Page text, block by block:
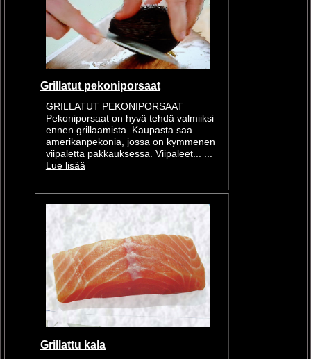
Grillatut pekoniporsaat
GRILLATUT PEKONIPORSAAT
Pekoniporsaat on hyvä tehdä valmiiksi
ennen grillaamista. Kaupasta saa
amerikanpekonia, jossa on kymmenen
viipaletta pakkauksessa. Viipaleet... ...
Lue lisää
Grillattu kala